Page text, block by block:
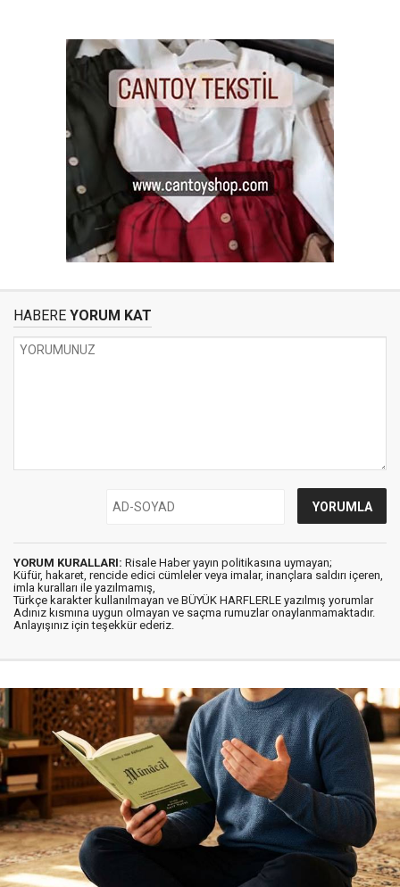
HABERE YORUM KAT
YORUM KURALLARI: Risale Haber yayın politikasına uymayan;
Küfür, hakaret, rencide edici cümleler veya imalar, inançlara saldırı içeren,
imla kuralları ile yazılmamış,
Türkçe karakter kullanılmayan ve BÜYÜK HARFLERLE yazılmış yorumlar
Adınız kısmına uygun olmayan ve saçma rumuzlar onaylanmamaktadır.
Anlayışınız için teşekkür ederiz.